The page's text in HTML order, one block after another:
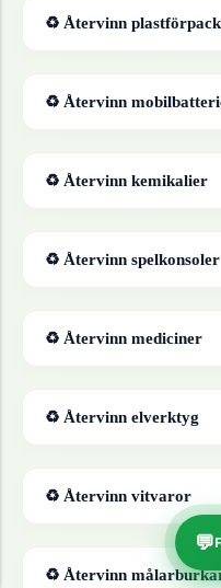
♻ Återvinn
♻ Återvinn
♻ Återvinn kemikalier
♻ Återvinn spelkonsoler
♻ Återvinn mediciner
♻ Återvinn elverktyg
♻ Återvinn vitvaror
♻ Återvinn
💬